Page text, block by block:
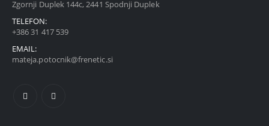
Zgornji Duplek 144c, 2441 Spodnji Duplek
TELEFON:
+386 31 417 539
EMAIL:
mateja.potocnik@frenetic.si